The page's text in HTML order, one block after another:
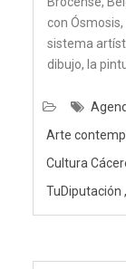
con
sistema
dibujo, la
Arte
Cultura
TuDiputación